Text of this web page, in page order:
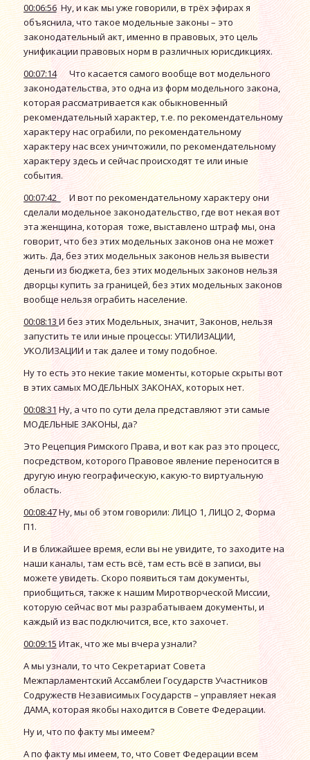
00:06:56Ну, и как мы уже говорили, в трёх эфирах я
объяснила, что такое модельные законы – это
законодательный акт, именно в правовых, это цель
унификации правовых норм в различных юрисдикциях.
00:07:14Что касается самого вообще вот модельного
законодательства, это одна из форм модельного закона,
которая рассматривается как обыкновенный
рекомендательный характер, т.е. по рекомендательному
характеру нас ограбили, по рекомендательному
характеру нас всех уничтожили, по рекомендательному
характеру здесь и сейчас происходят те или иные
события.
00:07:42И вот по рекомендательному характеру они
сделали модельное законодательство, где вот некая вот
эта женщина, которая тоже, выставлено штраф мы, она
говорит, что без этих модельных законов она не может
жить. Да, без этих модельных законов нельзя вывести
деньги из бюджета, без этих модельных законов нельзя
дворцы купить за границей, без этих модельных законов
вообще нельзя ограбить население.
00:08:13И без этих Модельных, значит, Законов, нельзя
запустить те или иные процессы: УТИЛИЗАЦИИ,
УКОЛИЗАЦИИ и так далее и тому подобное.
Ну то есть это некие такие моменты, которые скрыты вот
в этих самых МОДЕЛЬНЫХ ЗАКОНАХ, которых нет.
00:08:31Ну, а что по сути дела представляют эти самые
МОДЕЛЬНЫЕ ЗАКОНЫ, да?
Это Рецепция Римского Права, и вот как раз это процесс,
посредством, которого Правовое явление переносится в
другую иную географическую, какую-то виртуальную
область.
00:08:47Ну, мы об этом говорили: ЛИЦО 1, ЛИЦО 2, Форма
П1.
И в ближайшее время, если вы не увидите, то заходите на
наши каналы, там есть всё, там есть всё в записи, вы
можете увидеть. Скоро появиться там документы,
приобщиться, также к нашим Миротворческой Миссии,
которую сейчас вот мы разрабатываем документы, и
каждый из вас подключится, все, кто захочет.
00:09:15 Итак, что же мы вчера узнали?
А мы узнали, то что Секретариат Совета
Межпарламентский Ассамблеи Государств Участников
Содружеств Независимых Государств – управляет некая
ДАМА, которая якобы находится в Совете Федерации.
Ну и, что по факту мы имеем?
А по факту мы имеем, то, что Совет Федерации всем